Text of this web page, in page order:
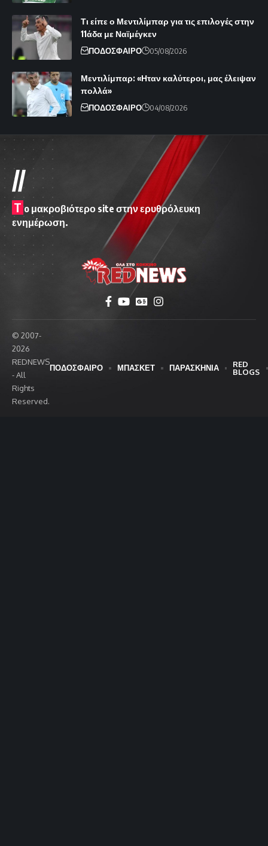
Τι είπε ο Μεντιλίμπαρ για τις επιλογές στην
11άδα με Ναϊμέγκεν
ΠΟΔΟΣΦΑΙΡΟ 05/08/2026
Μεντιλίμπαρ: «Ηταν καλύτεροι, μας έλειψαν
πολλά»
ΠΟΔΟΣΦΑΙΡΟ 04/08/2026
//
T o μακροβιότερο site στην ερυθρόλευκη
ενημέρωση.
© 2007-
2026
REDNEWS
- All
Rights
Reserved.
ΠΟΔΟΣΦΑΙΡΟ ΜΠΑΣΚΕΤ ΠΑΡΑΣΚΗΝΙΑ
RED
BLOGS